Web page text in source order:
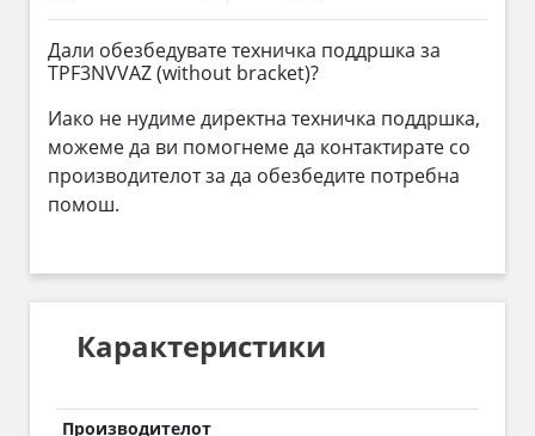
Дали обезбедувате техничка поддршка за
TPF3NVVAZ (without bracket)?
Иако не нудиме директна техничка поддршка,
можеме да ви помогнеме да контактирате со
производителот за да обезбедите потребна
помош.
Карактеристики
Производителот